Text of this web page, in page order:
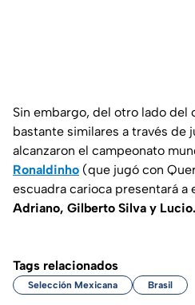
Sin embargo, del otro lado del
bastante similares a través de
alcanzaron el campeonato
Ronaldinho (que jugó con
escuadra carioca presentará a
Adriano, Gilberto Silva y Lucio.
Tags relacionados
Selección Mexicana Brasil